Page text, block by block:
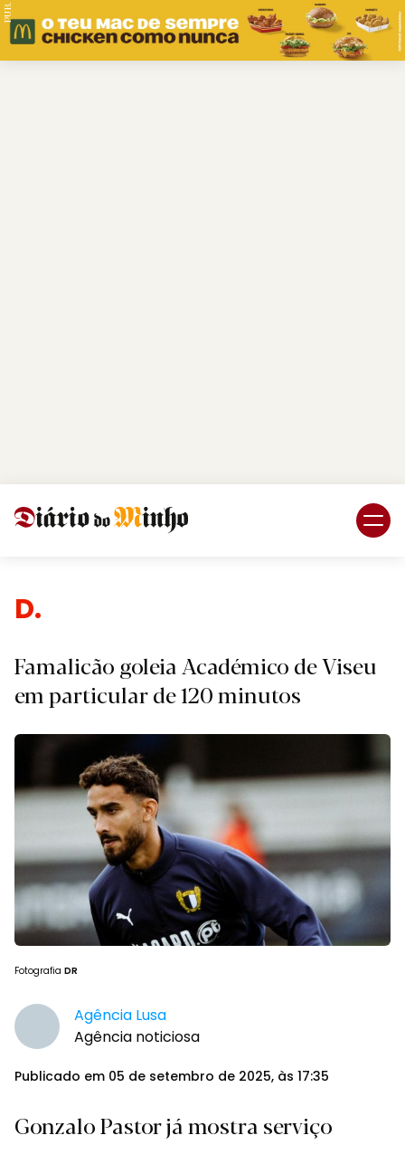
PUB.
Despo
Famalicão goleia Académico de Viseu
em particular de 120 minutos
Fotografia DR
Agência Lusa
Agência noticiosa
Publicado em 05 de setembro de 2025, às 17:35
Gonzalo Pastor já mostra serviço